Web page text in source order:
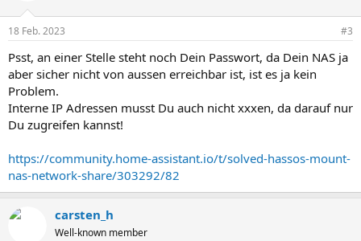
e
:
18 Feb. 2023 #3
Psst, an einer Stelle steht noch Dein Passwort, da Dein NAS ja
aber sicher nicht von aussen erreichbar ist, ist es ja kein
Problem.
Interne IP Adressen musst Du auch nicht xxxen, da darauf nur
Du zugreifen kannst!
https://community.home-assistant.io/t/solved-hassos-mount-
nas-network-share/303292/82
carsten_h
Well-known member